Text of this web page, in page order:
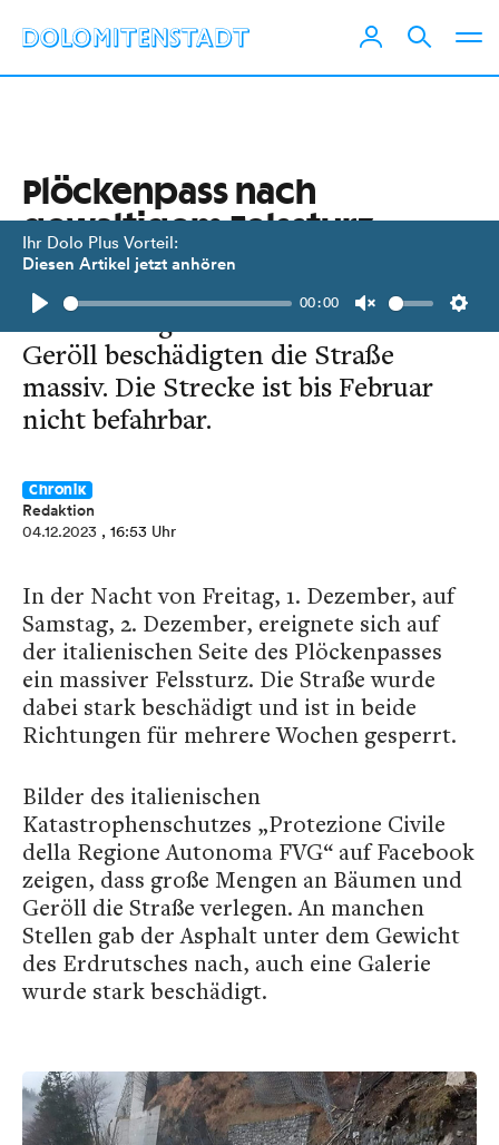
Ihr Dolo Plus Vorteil:
Diesen Artikel jetzt anhören
Play
00:00
Unmute
Plöckenpass nach
gewaltigem Felssturz
gesperrt
Große Mengen an Bäumen und
Geröll beschädigten die Straße
massiv. Die Strecke ist bis Februar
nicht befahrbar.
Chronik
Redaktion
04.12.2023 , 16:53 Uhr
In der Nacht von Freitag, 1. Dezember, auf
Samstag, 2. Dezember, ereignete sich auf
der italienischen Seite des Plöckenpasses
ein massiver Felssturz. Die Straße wurde
dabei stark beschädigt und ist in beide
Richtungen für mehrere Wochen gesperrt.
Bilder des italienischen
Katastrophenschutzes „Protezione Civile
della Regione Autonoma FVG“ auf Facebook
zeigen, dass große Mengen an Bäumen und
Geröll die Straße verlegen. An manchen
Stellen gab der Asphalt unter dem Gewicht
des Erdrutsches nach, auch eine Galerie
wurde stark beschädigt.